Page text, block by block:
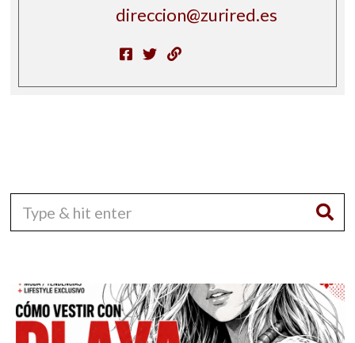
direccion@zurired.es